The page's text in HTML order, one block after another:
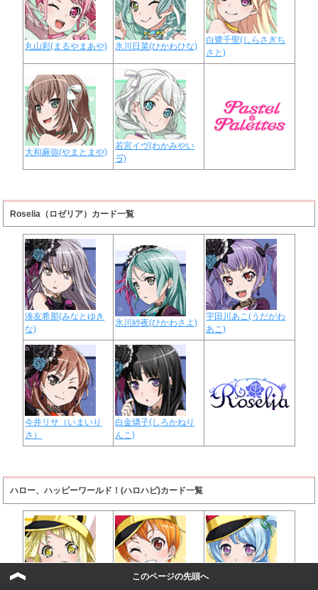
丸山彩(まるやまあや) 氷川日菜(ひかわひな)
白鷺千聖(しらさぎち
さと)
大和麻弥(やまとまや)
若宮イヴ(わかみやい
ゔ)
Roselia（ロゼリア）カード一覧
湊友希那(みなとゆき
な)
氷川紗夜(ひかわさよ)
宇田川あこ(うだがわ
あこ)
今井リサ（いまいり
さ）
白金燐子(しろかねり
んこ)
ハロー、ハッピーワールド！(ハロハピ)カード一覧
このページの先頭へ